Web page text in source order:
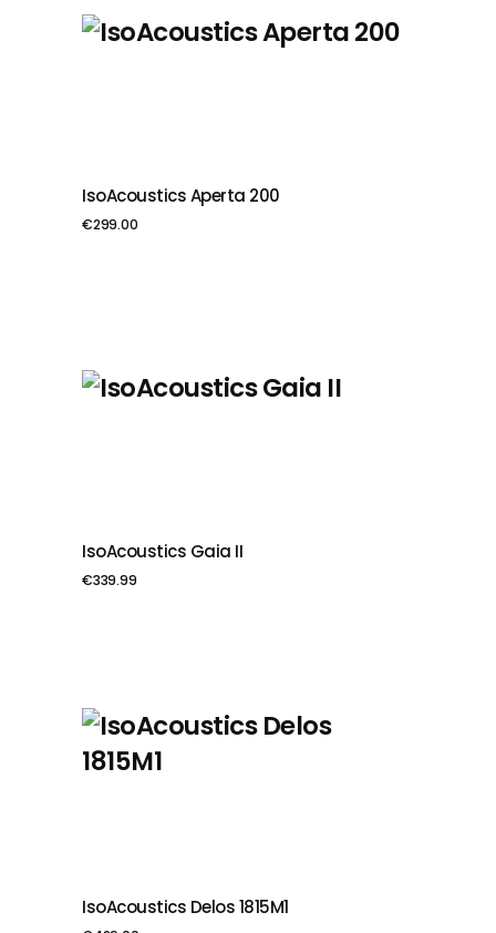
PIEVIENOT GROZAM
IsoAcoustics Aperta 200
€299.00
PIEVIENOT GROZAM
IsoAcoustics Gaia II
€339.99
PIEVIENOT GROZAM
IsoAcoustics Delos 1815M1